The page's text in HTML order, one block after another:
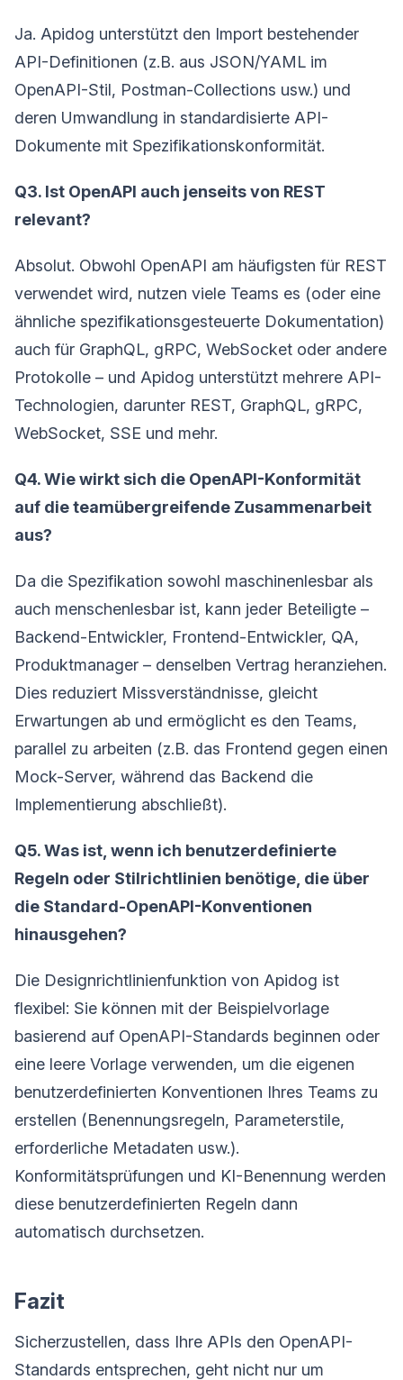
Ja. Apidog unterstützt den Import bestehender
API-Definitionen (z.B. aus JSON/YAML im
OpenAPI-Stil, Postman-Collections usw.) und
deren Umwandlung in standardisierte API-
Dokumente mit Spezifikationskonformität.
Q3. Ist OpenAPI auch jenseits von REST
relevant?
Absolut. Obwohl OpenAPI am häufigsten für REST
verwendet wird, nutzen viele Teams es (oder eine
ähnliche spezifikationsgesteuerte Dokumentation)
auch für GraphQL, gRPC, WebSocket oder andere
Protokolle – und Apidog unterstützt mehrere API-
Technologien, darunter REST, GraphQL, gRPC,
WebSocket, SSE und mehr.
Q4. Wie wirkt sich die OpenAPI-Konformität
auf die teamübergreifende Zusammenarbeit
aus?
Da die Spezifikation sowohl maschinenlesbar als
auch menschenlesbar ist, kann jeder Beteiligte –
Backend-Entwickler, Frontend-Entwickler, QA,
Produktmanager – denselben Vertrag heranziehen.
Dies reduziert Missverständnisse, gleicht
Erwartungen ab und ermöglicht es den Teams,
parallel zu arbeiten (z.B. das Frontend gegen einen
Mock-Server, während das Backend die
Implementierung abschließt).
Q5. Was ist, wenn ich benutzerdefinierte
Regeln oder Stilrichtlinien benötige, die über
die Standard-OpenAPI-Konventionen
hinausgehen?
Die Designrichtlinienfunktion von Apidog ist
flexibel: Sie können mit der Beispielvorlage
basierend auf OpenAPI-Standards beginnen oder
eine leere Vorlage verwenden, um die eigenen
benutzerdefinierten Konventionen Ihres Teams zu
erstellen (Benennungsregeln, Parameterstile,
erforderliche Metadaten usw.).
Konformitätsprüfungen und KI-Benennung werden
diese benutzerdefinierten Regeln dann
automatisch durchsetzen.
Fazit
Sicherzustellen, dass Ihre APIs den OpenAPI-
Standards entsprechen, geht nicht nur um